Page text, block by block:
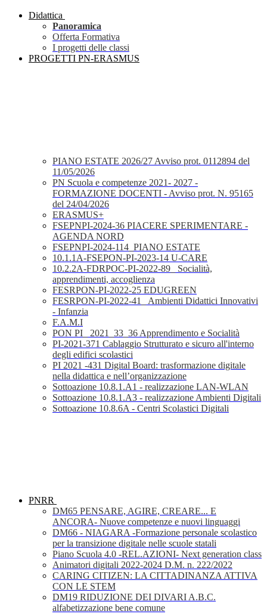
Didattica
Panoramica
Offerta Formativa
I progetti delle classi
PROGETTI PN-ERASMUS
PIANO ESTATE 2026/27 Avviso prot. 0112894 del
11/05/2026
PN Scuola e competenze 2021- 2027 -
FORMAZIONE DOCENTI - Avviso prot. N. 95165
del 24/04/2026
ERASMUS+
FSEPNPI-2024-36 PIACERE SPERIMENTARE -
AGENDA NORD
FSEPNPI-2024-114_PIANO ESTATE
10.1.1A-FSEPON-PI-2023-14 U-CARE
10.2.2A-FDRPOC-PI-2022-89_ Socialità,
apprendimenti, accoglienza
FESRPON-PI-2022-25 EDUGREEN
FESRPON-PI-2022-41_ Ambienti Didattici Innovativi
- Infanzia
F.A.M.I
PON PI_ 2021_33_36 Apprendimento e Socialità
PI-2021-371 Cablaggio Strutturato e sicuro all'interno
degli edifici scolastici
PI 2021 -431 Digital Board: trasformazione digitale
nella didattica e nell’organizzazione
Sottoazione 10.8.1.A1 - realizzazione LAN-WLAN
Sottoazione 10.8.1.A3 - realizzazione Ambienti Digitali
Sottoazione 10.8.6A - Centri Scolastici Digitali
PNRR
DM65 PENSARE, AGIRE, CREARE... E
ANCORA- Nuove competenze e nuovi linguaggi
DM66 - NIAGARA -Formazione personale scolastico
per la transizione digitale nelle scuole statali
Piano Scuola 4.0 -REL.AZIONI- Next generation class
Animatori digitali 2022-2024 D.M. n. 222/2022
CARING CITIZEN: LA CITTADINANZA ATTIVA
CON LE STEM
DM19 RIDUZIONE DEI DIVARI A.B.C.
alfabetizzazione bene comune